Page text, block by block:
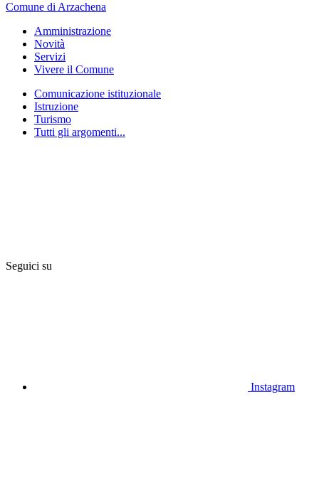
Comune di Arzachena
Amministrazione
Novità
Servizi
Vivere il Comune
Comunicazione istituzionale
Istruzione
Turismo
Tutti gli argomenti...
Seguici su
Instagram